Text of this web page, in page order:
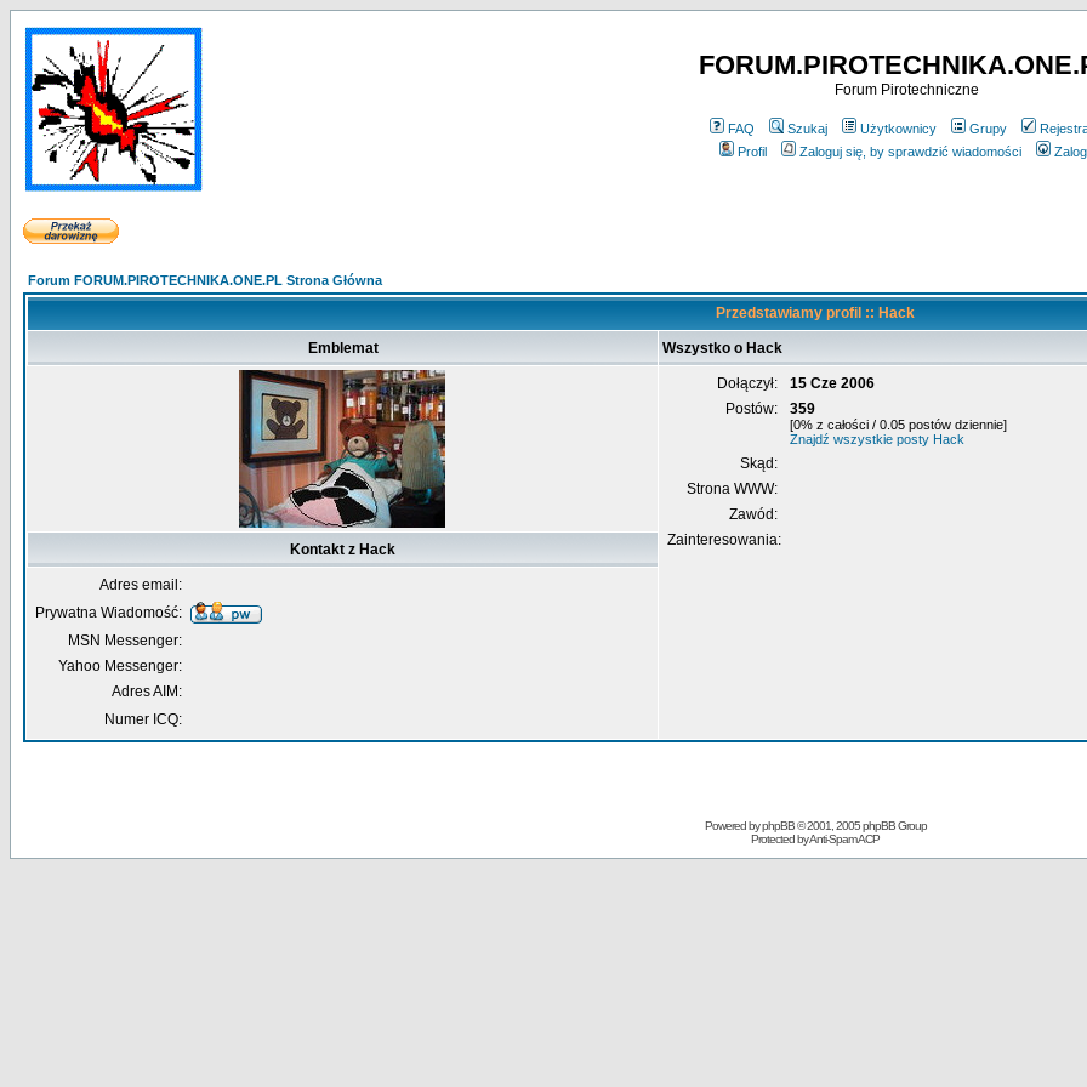
Forum Pirotechniczne
FAQ Szukaj Użytkownicy Grupy
Profil
Zaloguj się, by sprawdzić wiadomości
Forum FORUM.PIROTECHNIKA.ONE.PL Strona Główna
Przedstawiamy profil :: Hack
Emblemat Wszystko o Hack
Dołączył:
15 Cze 2006
Postów:
359
[0% z całości / 0.05 postów dziennie]
Znajdź wszystkie posty Hack
Skąd:
Strona WWW:
Zawód:
Zainteresowania:
Kontakt z Hack
Adres email:
Prywatna Wiadomość:
MSN Messenger:
Yahoo Messenger:
Adres AIM:
Numer ICQ:
Powered byphpBB© 2001, 2005 phpBB Group
Protected byAnti-Spam ACP